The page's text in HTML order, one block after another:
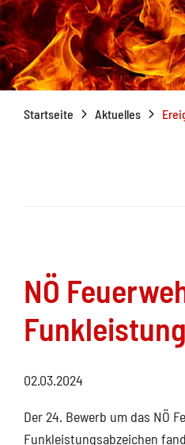
Startseite Aktuelles
NÖ
02.03.2024
Der 24. Bewerb um das NÖ
Funkleistungsabzeichen